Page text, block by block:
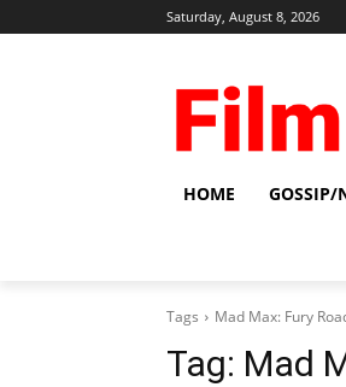
Saturday, August 8, 2026
HOME GOSSIP/
Tags Mad Max: Fury
Tag: Mad